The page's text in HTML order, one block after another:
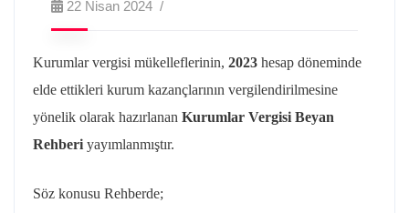
22 Nisan 2024
Kurumlar vergisi mükelleflerinin, 2023 hesap döneminde
elde ettikleri kurum kazançlarının vergilendirilmesine
yönelik olarak hazırlanan Kurumlar Vergisi Beyan
Rehberi yayımlanmıştır.
Söz konusu Rehberde;